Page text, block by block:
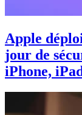
Apple
jour de
iPhone,